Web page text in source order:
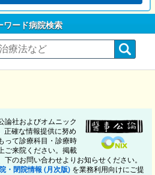
ワード病院検索
論社およびオムニック
正確な情報提供に努め
って診療科目・診療時
ご来院ください。掲載
のお問い合わせよりお知らせください。
・閉院情報 (月次版) を業務利用向けにご提